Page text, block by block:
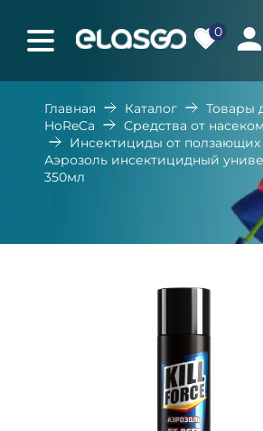
0
Главная Каталог
Товары
HoReCa
Средства от
Инсектициды от ползающих
Аэрозоль инсектицидный
350мл